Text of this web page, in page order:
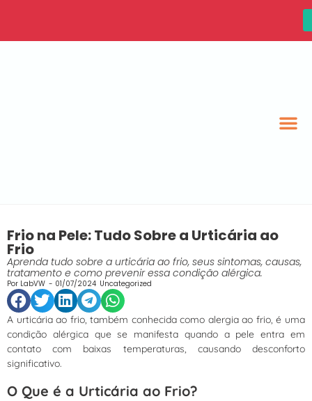
Frio na Pele: Tudo Sobre a Urticária ao
Frio
Aprenda tudo sobre a urticária ao frio, seus sintomas, causas,
tratamento e como prevenir essa condição alérgica.
Por LabVW - 01/07/2024 Uncategorized
A urticária ao frio, também conhecida como alergia ao frio, é uma
condição alérgica que se manifesta quando a pele entra em
contato com baixas temperaturas, causando desconforto
significativo.
O Que é a Urticária ao Frio?